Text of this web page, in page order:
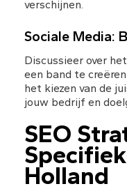
verschijnen.
Sociale Media:
Discussieer over
een band te
het kiezen van de
jouw bedrijf en
SEO
Holland